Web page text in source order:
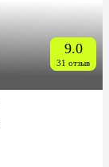
9.0
31 отзыв